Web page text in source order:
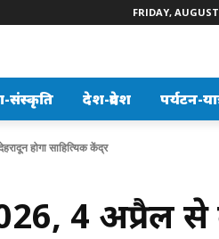
FRIDAY,
संस्कृति देश-प्रदेश पर्यटन-
होगा साहित्यिक केंद्र
4 अप्रैल से